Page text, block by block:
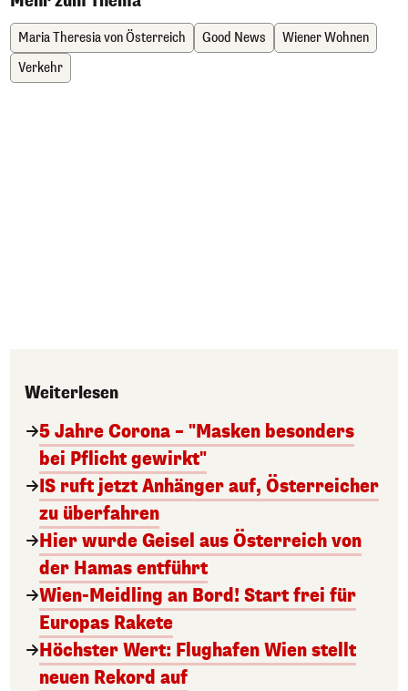
Maria Theresia von Österreich Good News
Wiener Wohnen
Verkehr
Weiterlesen
5 Jahre Corona – "Masken besonders
bei Pflicht gewirkt"
IS ruft jetzt Anhänger auf, Österreicher
zu überfahren
Hier wurde Geisel aus Österreich von
der Hamas entführt
Wien-Meidling an Bord! Start frei für
Europas Rakete
Höchster Wert: Flughafen Wien stellt
neuen Rekord auf